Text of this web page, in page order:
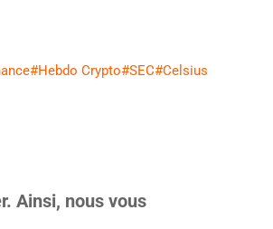
#Hebdo Crypto#SEC#Celsius
Ainsi, nous vous